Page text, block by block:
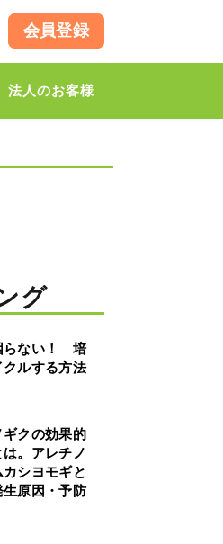
会員登録
法人のお客様
グ
らない！ 培
ルする方法
クの効果的
。アレチノ
シヨモギと
原因・予防